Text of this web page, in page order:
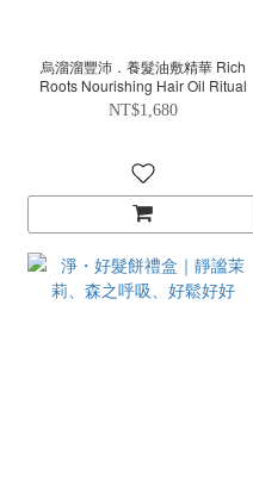
烏溜溜豐沛．養髮油敷精華 Rich
Roots Nourishing Hair Oil Ritual
NT$1,680